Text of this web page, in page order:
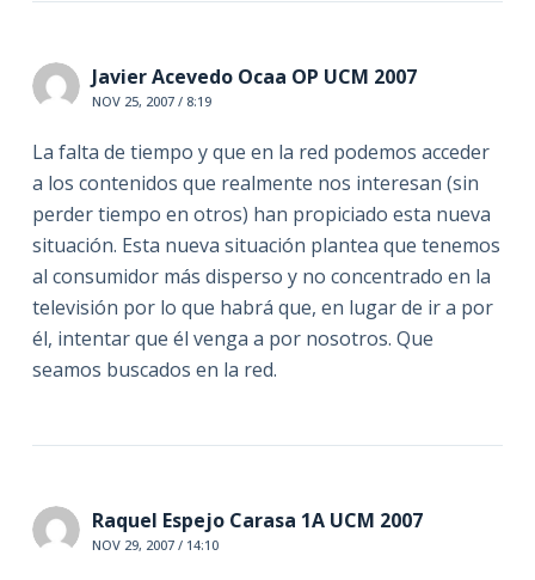
Javier Acevedo Ocaa OP UCM 2007
NOV 25, 2007 / 8:19
La falta de tiempo y que en la red podemos acceder
a los contenidos que realmente nos interesan (sin
perder tiempo en otros) han propiciado esta nueva
situación. Esta nueva situación plantea que tenemos
al consumidor más disperso y no concentrado en la
televisión por lo que habrá que, en lugar de ir a por
él, intentar que él venga a por nosotros. Que
seamos buscados en la red.
Raquel Espejo Carasa 1A UCM 2007
NOV 29, 2007 / 14:10